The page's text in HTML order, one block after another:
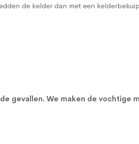
de kelder dan met een
gevallen. We maken de vochtige